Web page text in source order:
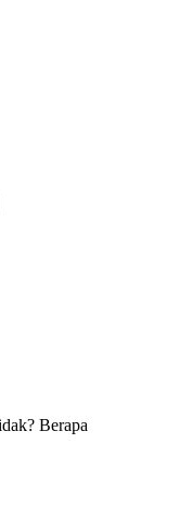
Berapa